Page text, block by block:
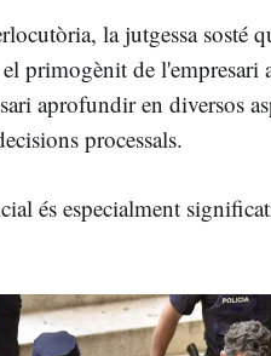
la jutgessa sosté
primogènit de l'empresari
aprofundir en diversos
processals.
és especialment